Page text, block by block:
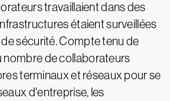
travaillaient dans des
étaient surveillées
sécurité. Compte tenu de
nombre de collaborateurs
terminaux et réseaux pour se
d'entreprise, les